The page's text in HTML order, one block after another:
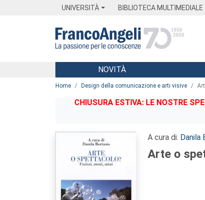
UNIVERSITÀ BIBLIOTECA MULTIMEDIALE
Menu
NOVITÀ
Home Design della comunicazione e arti visive
CHIUSURA ESTIVA: LE NOSTRE
A cura di: Danila
Arte o